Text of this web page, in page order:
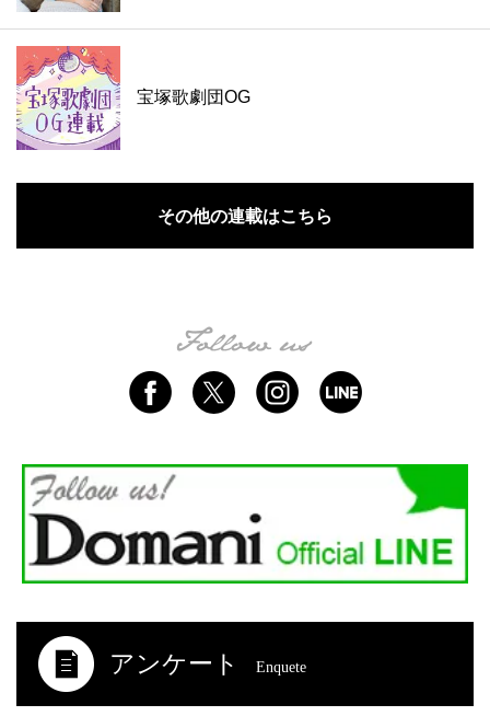
宝塚歌劇団OG
その他の連載はこちら
アンケート Enquete